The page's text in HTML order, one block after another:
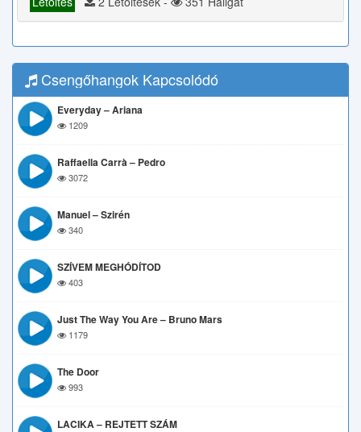
Csengőhangok Kapcsolódó
Everyday – Ariana
1209
Raffaella Carrà – Pedro
3072
Manuel – Szirén
340
SZÍVEM MEGHÓDÍTOD
403
Just The Way You Are – Bruno Mars
1179
The Door
993
LACIKA – REJTETT SZÁM